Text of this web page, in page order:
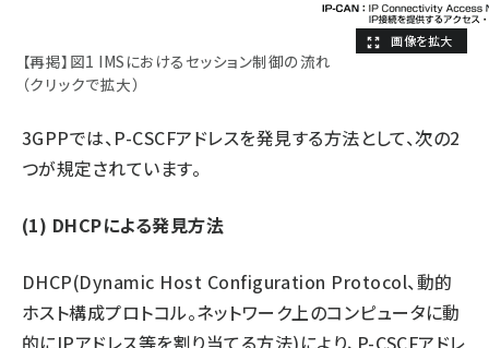
【再掲】図1 IMSにおけるセッション制御の流れ
（クリックで拡大）
3GPPでは、P-CSCFアドレスを発見する方法として、次の2
つが規定されています。
(1) DHCPによる発見方法
DHCP(Dynamic Host Configuration Protocol、動的
ホスト構成プロトコル。ネットワーク上のコンピュータに動
的にIPアドレス等を割り当てる方法)により、P-CSCFアドレ